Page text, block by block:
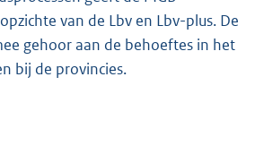
van de Lbv en Lbv-plus. De
gehoor aan de behoeftes in het
bij de provincies.